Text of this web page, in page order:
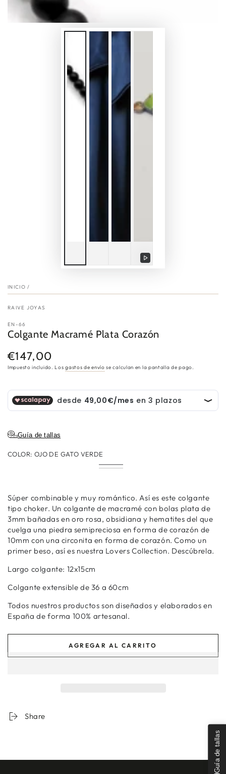
Guía de tallas
Reproducir
INICIO /
RAIVE JOYAS
EN-66
Colgante Macramé Plata Corazón
Precio
regular
€147,00
Impuesto incluido. Losgastos de envío se calculan en la pantalla de pago.
Guía de tallas
COLOR: OJO DE GATO VERDE
Ojo
Variante
disponible
Ojo
Variante
disponible
Súper combinable y muy romántico. Así es este colgante
tipo choker. Un colgante de macramé con bolas plata de
3mm bañadas en oro rosa, obsidiana y hematites del que
cuelga una piedra semipreciosa en forma de corazón de
10mm con una circonita en forma de corazón. Como un
primer beso, así es nuestra Lovers Collection. Descúbrela.
Largo colgante: 12x15cm
Colgante extensible de 36 a 60cm
Todos nuestros productos son diseñados y elaborados en
España de forma 100% artesanal.
AGREGAR AL CARRITO
Share